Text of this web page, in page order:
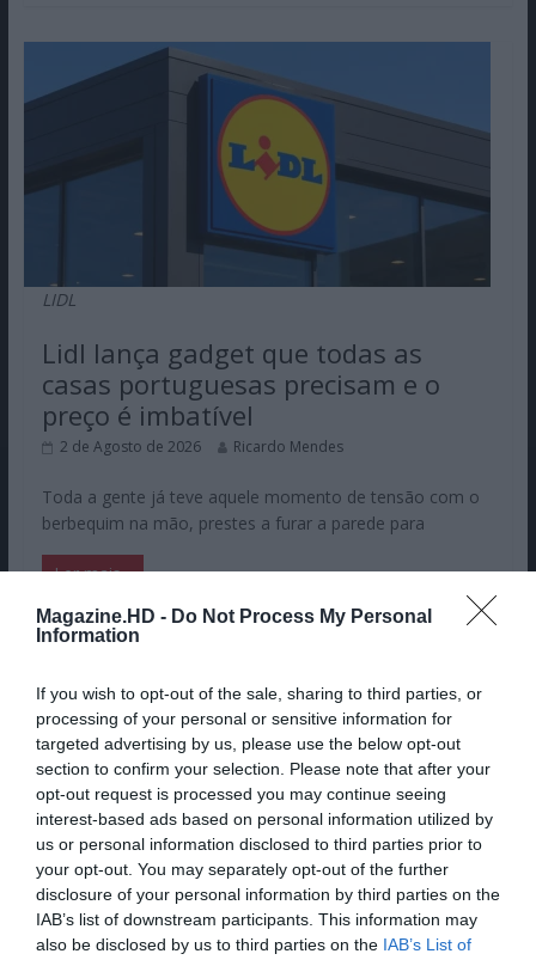
Magazine.HD - Do Not Process My Personal
Information
If you wish to opt-out of the sale, sharing to third parties, or
processing of your personal or sensitive information for
targeted advertising by us, please use the below opt-out
section to confirm your selection. Please note that after your
opt-out request is processed you may continue seeing
interest-based ads based on personal information utilized by
us or personal information disclosed to third parties prior to
your opt-out. You may separately opt-out of the further
disclosure of your personal information by third parties on the
IAB’s list of downstream participants. This information may
also be disclosed by us to third parties on the IAB’s List of
LIDL
Lidl lança gadget que todas as
casas portuguesas precisam e o
preço é imbatível
2 de Agosto de 2026 Ricardo Mendes
Toda a gente já teve aquele momento de tensão com o
berbequim na mão, prestes a furar a parede para
Ler mais...